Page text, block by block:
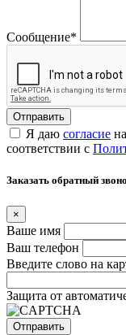
Сообщение*
Я даю согласие
соответствии с
Заказать обратный
×
Ваше имя
Ваш телефон
Введите слово на
Защита от